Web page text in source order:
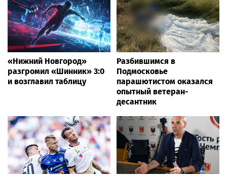
«Нижний Новгород»
разгромил «Шинник» 3:0
и возглавил таблицу
Разбившимся в
Подмосковье
парашютистом оказался
опытный ветеран-
десантник